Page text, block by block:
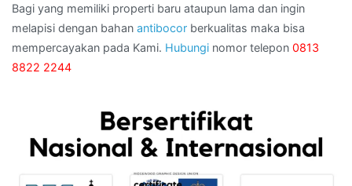
Bagi yang memiliki properti baru ataupun lama dan ingin
melapisi dengan bahan antibocor berkualitas maka bisa
mempercayakan pada Kami. Hubungi nomor telepon 0813
8822 2244